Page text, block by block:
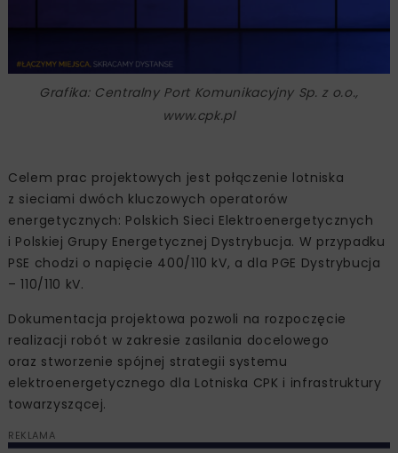
Grafika: Centralny Port Komunikacyjny Sp. z o.o.,
www.cpk.pl
Celem prac projektowych jest połączenie lotniska
z sieciami dwóch kluczowych operatorów
energetycznych: Polskich Sieci Elektroenergetycznych
i Polskiej Grupy Energetycznej Dystrybucja. W przypadku
PSE chodzi o napięcie 400/110 kV, a dla PGE Dystrybucja
– 110/110 kV.
Dokumentacja projektowa pozwoli na rozpoczęcie
realizacji robót w zakresie zasilania docelowego
oraz stworzenie spójnej strategii systemu
elektroenergetycznego dla Lotniska CPK i infrastruktury
towarzyszącej.
REKLAMA